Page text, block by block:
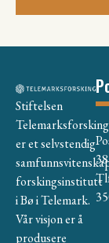
Stiftelsen
Telemarksforsking
er et selvstendig
forskingsinstitutt
i Bø i Telemark.
Vår visjon er å
produsere